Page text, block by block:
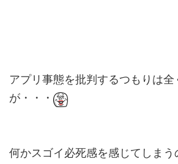
アプリ事態を批判するつもりは全
が・・・
何かスゴイ必死感を感じてしまう